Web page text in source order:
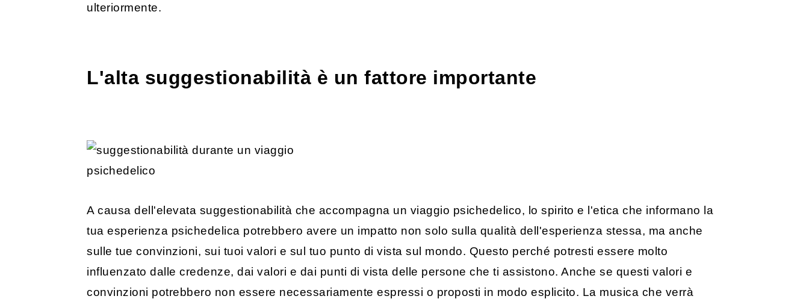
ulteriormente.
L'alta suggestionabilità è un fattore importante
A causa dell'elevata suggestionabilità che accompagna un viaggio psichedelico, lo spirito e l'etica che informano la
tua esperienza psichedelica potrebbero avere un impatto non solo sulla qualità dell'esperienza stessa, ma anche
sulle tue convinzioni, sui tuoi valori e sul tuo punto di vista sul mondo. Questo perché potresti essere molto
influenzato dalle credenze, dai valori e dai punti di vista delle persone che ti assistono. Anche se questi valori e
convinzioni potrebbero non essere necessariamente espressi o proposti in modo esplicito. La musica che verrà